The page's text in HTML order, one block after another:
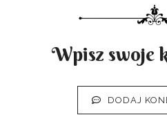
Wpisz swoje
DODAJ